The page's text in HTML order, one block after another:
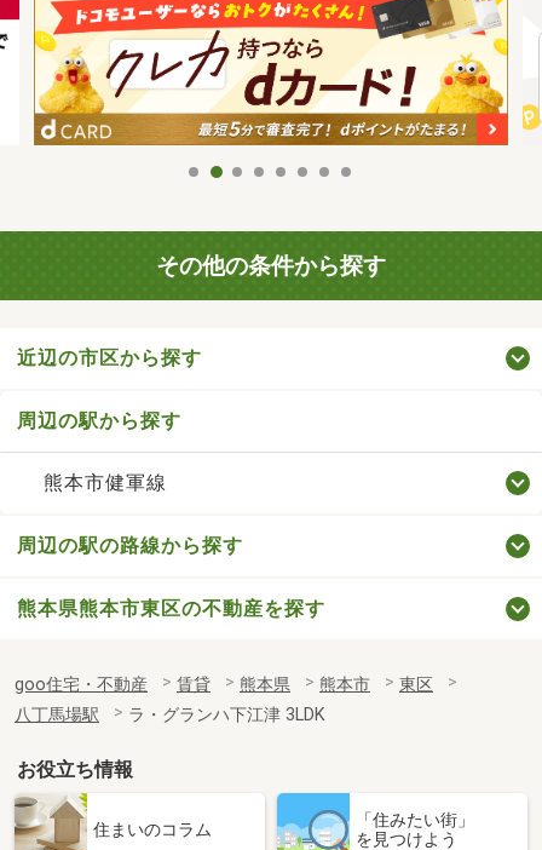
その他の条件から探す
近辺の市区から探す
周辺の駅から探す
熊本市健軍線
周辺の駅の路線から探す
熊本県熊本市東区の不動産を探す
goo住宅・不動産 賃貸 熊本県 熊本市
東区
八丁馬場駅
ラ・グランハ下江津 3LDK
お役立ち情報
住まいのコラム
「住みたい街」
を見つけよう